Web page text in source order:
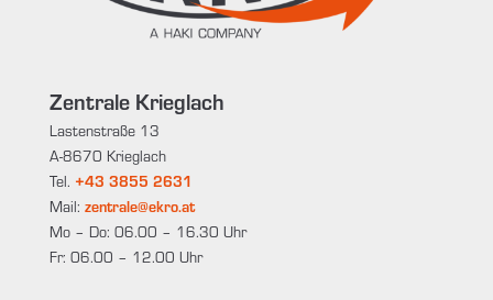
Zentrale Krieglach
Lastenstraße 13
A-8670 Krieglach
Tel. +43 3855 2631
Mail: zentrale@ekro.at
Mo – Do: 06.00 – 16.30 Uhr
Fr: 06.00 – 12.00 Uhr